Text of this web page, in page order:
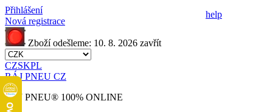
Přihlášení
Nová registrace
Zboží odešleme: 10. 8. 2026 zavřít
CZSKPL
RÁJ PNEU CZ
RÁJ PNEU® 100% ONLINE
help